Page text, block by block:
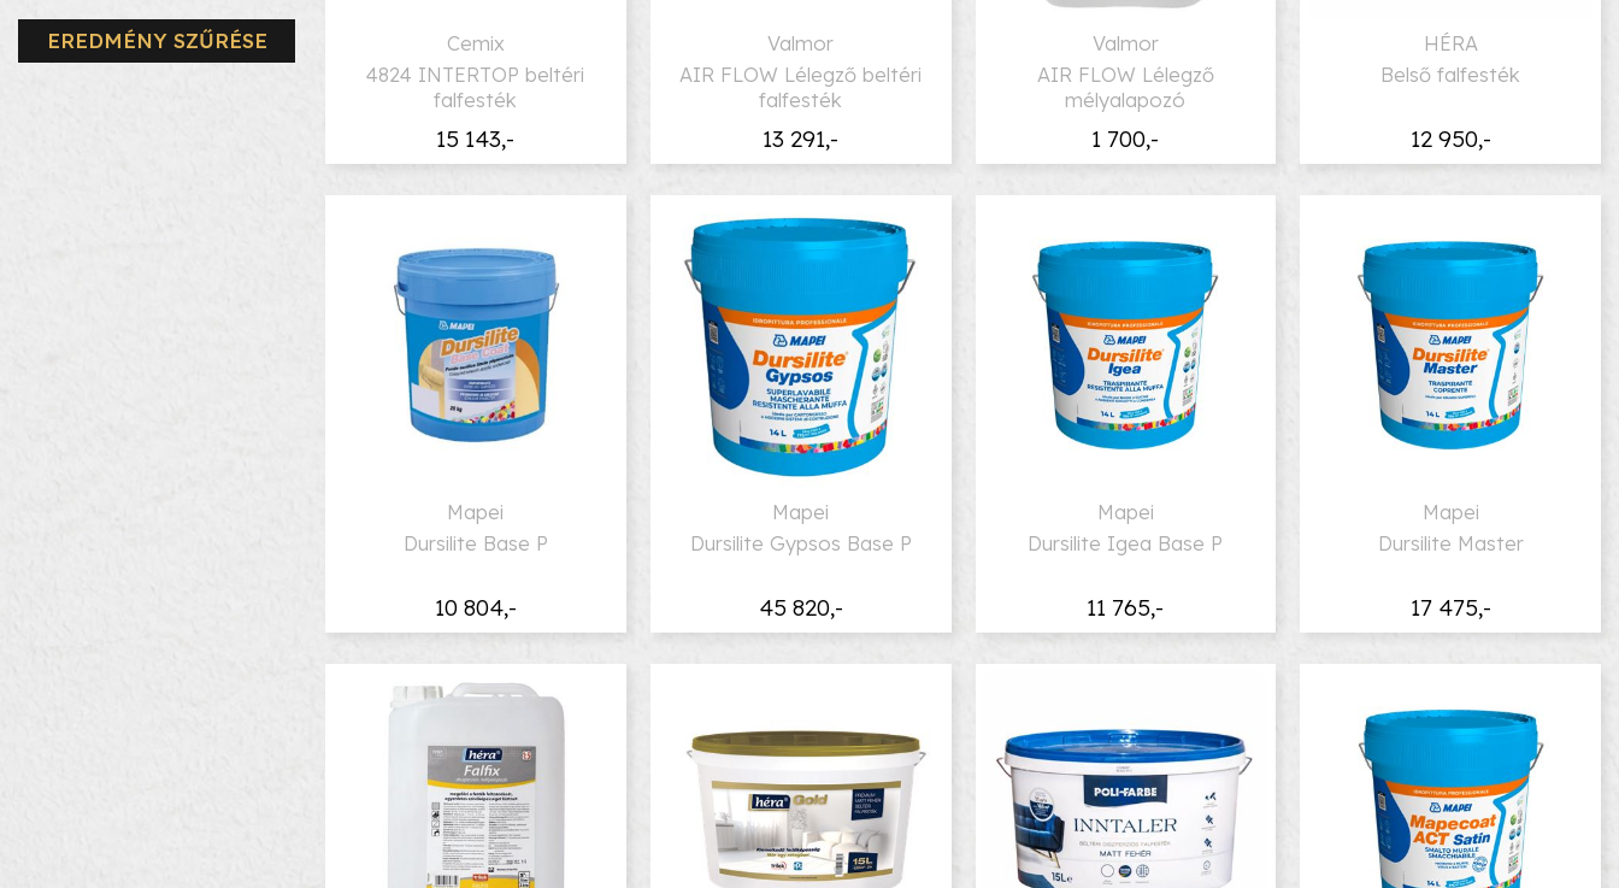
15 143,-
Cemix
4824 INTERTOP beltéri
falfesték
13 291,-
Valmor
AIR FLOW Lélegző beltéri
falfesték
1 700,-
Valmor
AIR FLOW Lélegző
mélyalapozó
12 950,-
HÉRA
Belső falfesték
10 804,-
Mapei
Dursilite Base P
45 820,-
Mapei
Dursilite Gypsos Base P
11 765,-
Mapei
Dursilite Igea Base P
17 475,-
Mapei
Dursilite Master
EREDMÉNY SZŰRÉSE